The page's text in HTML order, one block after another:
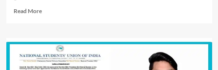
Read MoreRead
ने
उत्तर
प्रदेश